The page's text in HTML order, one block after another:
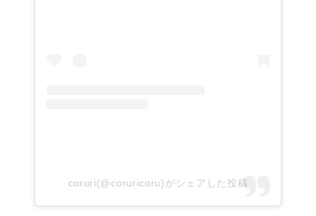
coruri(@coruricoru)がシェアした投稿